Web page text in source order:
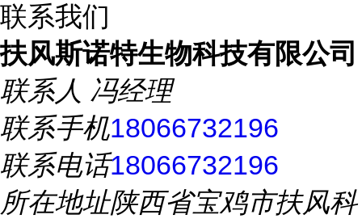
联系我们
扶风斯诺特生物科技有限公司
联系人 冯经理
联系手机18066732196
联系电话18066732196
所在地址陕西省宝鸡市扶风科